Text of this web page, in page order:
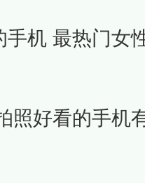
机 最热门女
照好看的手机